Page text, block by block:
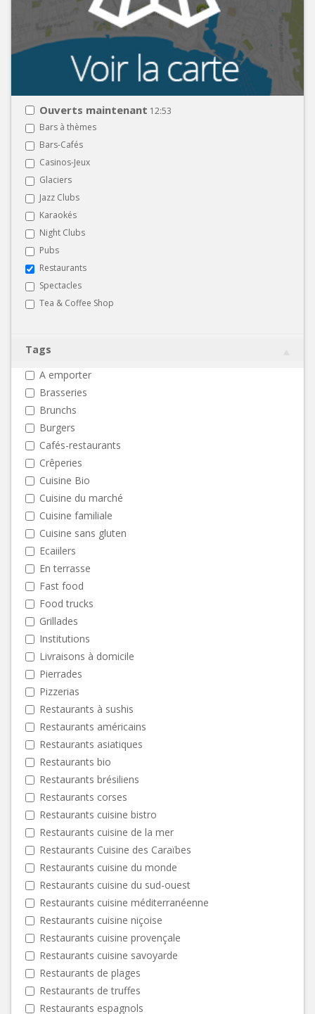
Ouverts maintenant 12:53
Bars à thèmes
Bars-Cafés
Casinos-Jeux
Glaciers
Jazz Clubs
Karaokés
Night Clubs
Pubs
Restaurants
Spectacles
Tea & Coffee Shop
Tags
A emporter
Brasseries
Brunchs
Burgers
Cafés-restaurants
Crêperies
Cuisine Bio
Cuisine du marché
Cuisine familiale
Cuisine sans gluten
Ecaiilers
En terrasse
Fast food
Food trucks
Grillades
Institutions
Livraisons à domicile
Pierrades
Pizzerias
Restaurants à sushis
Restaurants américains
Restaurants asiatiques
Restaurants bio
Restaurants brésiliens
Restaurants corses
Restaurants cuisine bistro
Restaurants cuisine de la mer
Restaurants Cuisine des Caraïbes
Restaurants cuisine du monde
Restaurants cuisine du sud-ouest
Restaurants cuisine méditerranéenne
Restaurants cuisine niçoise
Restaurants cuisine provençale
Restaurants cuisine savoyarde
Restaurants de plages
Restaurants de truffes
Restaurants espagnols